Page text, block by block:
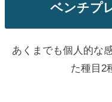
ベンチプ
あくまでも個人的な
た種目2